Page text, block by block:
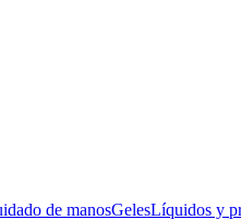
de manosGelesLíquidos y